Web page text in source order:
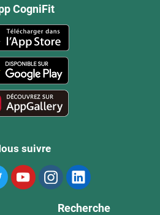
CogniFit
suivre
Recherche